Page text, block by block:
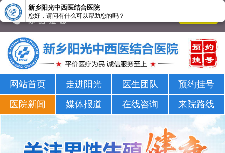
新乡男科医院-新乡市正规男科医院-新乡阳光男科医院
网站首页 走进阳光 医生团队
预约挂号
医院新闻
媒体报道 在线咨询 来院路线
新乡阳光中西医结合医院
您好，请问有什么可以帮助您的吗？